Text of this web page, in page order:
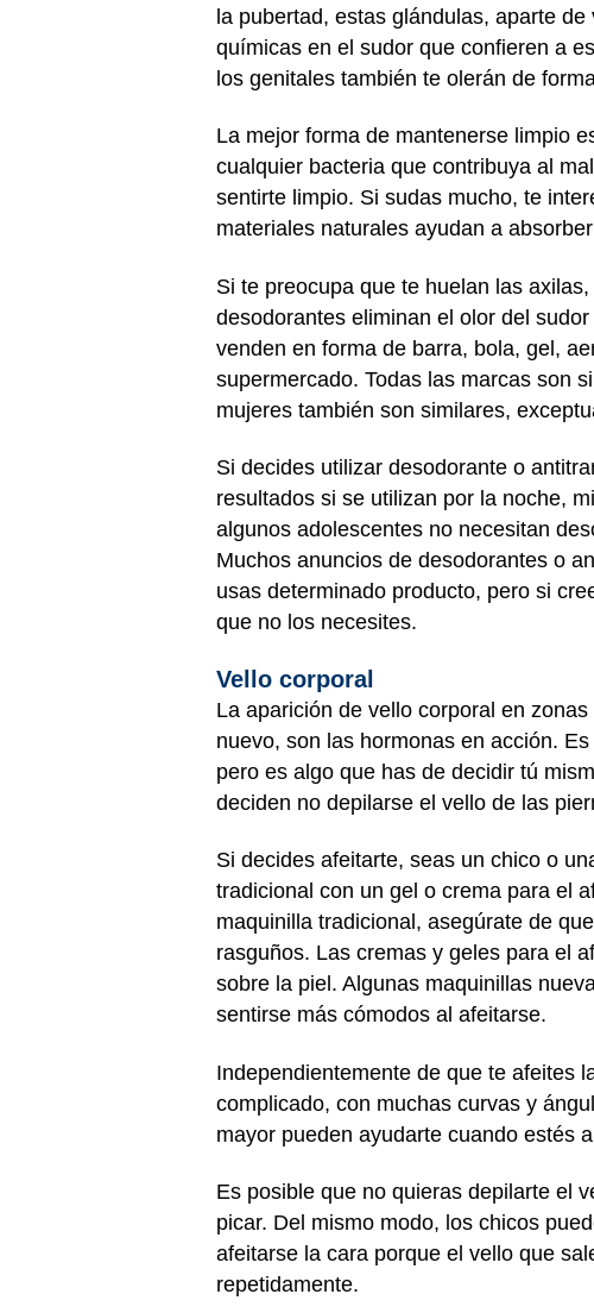
la pubertad, estas glándulas, aparte
químicas en el sudor que confieren a
los genitales también te olerán de
La mejor forma de mantenerse limpio
cualquier bacteria que contribuya al
sentirte limpio. Si sudas mucho, te
materiales naturales ayudan a
Si te preocupa que te huelan las
desodorantes eliminan el olor del
venden en forma de barra, bola, gel,
supermercado. Todas las marcas son
mujeres también son similares,
Si decides utilizar desodorante o
resultados si se utilizan por la noche,
algunos adolescentes no necesitan
Muchos anuncios de desodorantes o
usas determinado producto, pero si
que no los necesites.
Vello corporal
La aparición de vello corporal en
nuevo, son las hormonas en acción.
pero es algo que has de decidir tú
deciden no depilarse el vello de las
Si decides afeitarte, seas un chico o
tradicional con un gel o crema para el
maquinilla tradicional, asegúrate de
rasguños. Las cremas y geles para el
sobre la piel. Algunas maquinillas
sentirse más cómodos al afeitarse.
Independientemente de que te afeites
complicado, con muchas curvas y
mayor pueden ayudarte cuando estés
Es posible que no quieras depilarte el
picar. Del mismo modo, los chicos
afeitarse la cara porque el vello que
repetidamente.